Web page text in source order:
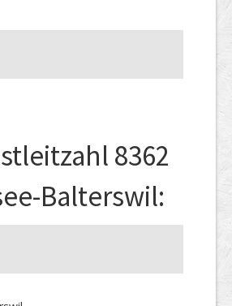
8362
Balterswil: